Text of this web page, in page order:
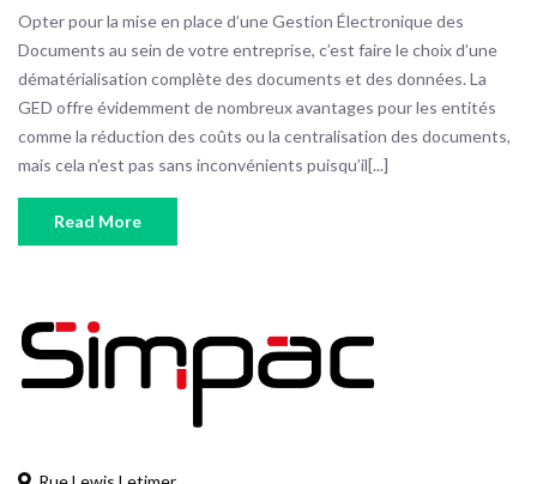
Opter pour la mise en place d’une Gestion Électronique des
Documents au sein de votre entreprise, c’est faire le choix d’une
dématérialisation complète des documents et des données. La
GED offre évidemment de nombreux avantages pour les entités
comme la réduction des coûts ou la centralisation des documents,
mais cela n’est pas sans inconvénients puisqu’il[...]
Read More